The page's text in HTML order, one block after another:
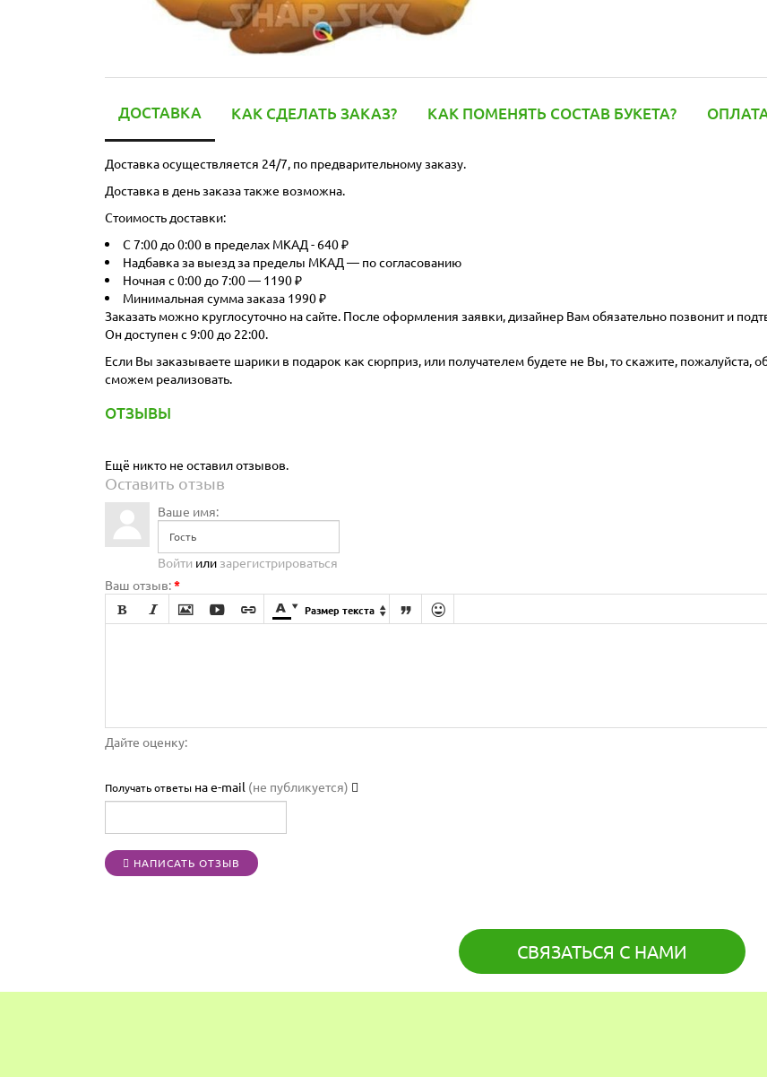
ДОСТАВКА КАК СДЕЛАТЬ ЗАКАЗ? КАК ПОМЕНЯТЬ СОСТАВ БУКЕТА?
Доставка осуществляется 24/7, по предварительному заказу.
Доставка в день заказа также возможна.
Стоимость доставки:
С 7:00 до 0:00 в пределах МКАД - 640 ₽
Надбавка за выезд за пределы МКАД — по согласованию
Ночная с 0:00 до 7:00 — 1190 ₽
Минимальная сумма заказа 1990 ₽
Заказать можно круглосуточно на сайте. После оформления заявки, дизайнер Вам обязательно позвонит и
Он доступен с 9:00 до 22:00.
Если Вы заказываете шарики в подарок как сюрприз, или получателем будете не Вы, то скажите, пожалуйста,
сможем реализовать.
ОТЗЫВЫ
Ещё никто не оставил отзывов.
Оставить отзыв
Ваше имя:
Войти или зарегистрироваться
Ваш отзыв:*

      Размер текста   
Дайте оценку:
Получать ответы на e-mail (не публикуется)
НАПИСАТЬ ОТЗЫВ
СВЯЗАТЬСЯ С НАМИ